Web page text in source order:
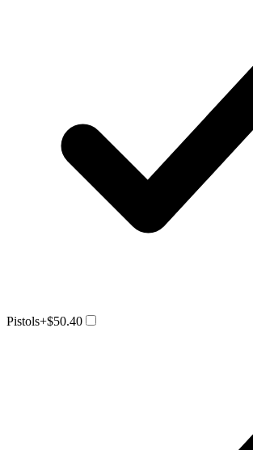
Pistols+$50.40